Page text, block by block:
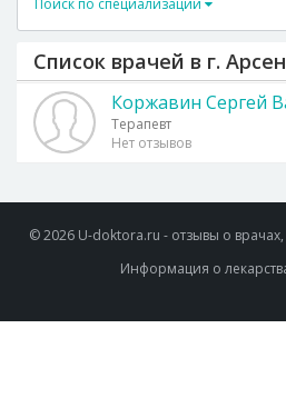
Поиск по специализации
Список врачей в г.
Коржавин Сергей
Терапевт
Нет отзывов
© 2026 U-doktora.ru - отзывы о
Информация о